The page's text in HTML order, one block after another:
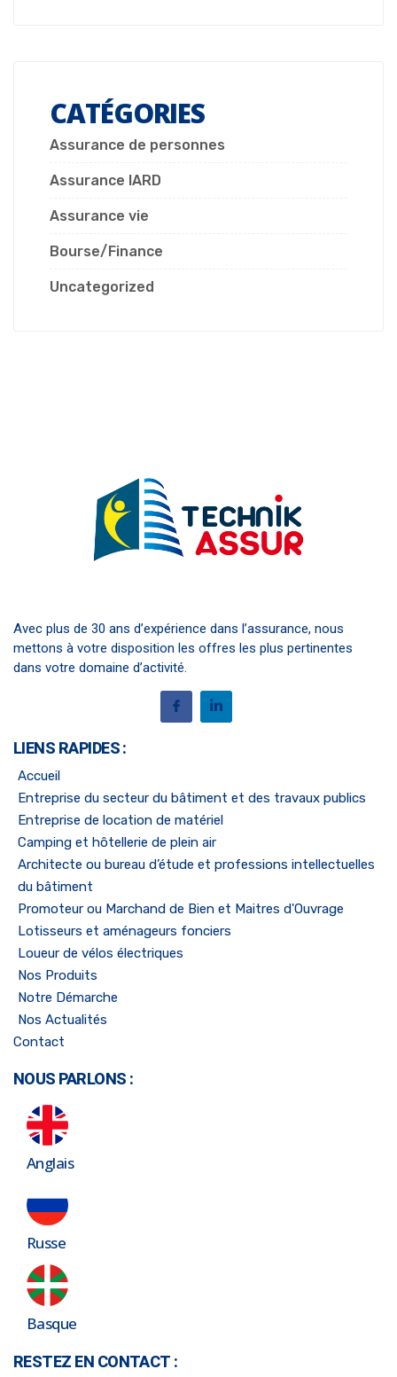
CATÉGORIES
Assurance de personnes
Assurance IARD
Assurance vie
Bourse/Finance
Uncategorized
Avec plus de 30 ans d’expérience dans l’assurance, nous
mettons à votre disposition les offres les plus pertinentes
dans votre domaine d’activité.
LIENS RAPIDES :
Accueil
Entreprise du secteur du bâtiment et des travaux publics
Entreprise de location de matériel
Camping et hôtellerie de plein air
Architecte ou bureau d’étude et professions intellectuelles
du bâtiment
Promoteur ou Marchand de Bien et Maitres d'Ouvrage
Lotisseurs et aménageurs fonciers
Loueur de vélos électriques
Nos Produits
Notre Démarche
Nos Actualités
Contact
NOUS PARLONS :
Anglais
Russe
Basque
RESTEZ EN CONTACT :